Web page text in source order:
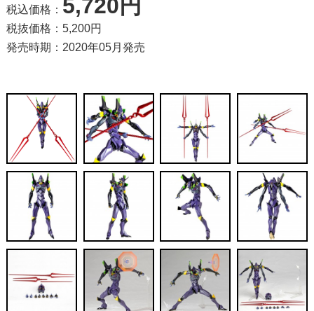
税込価格： 5,720円
税抜価格：5,200円
発売時期：2020年05月発売